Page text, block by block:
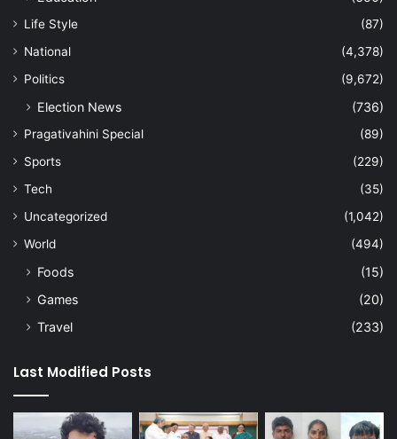
Life Style
(87)
National
(4,378)
Politics
(9,672)
Election News (736)
Pragativahini Special
(89)
Sports
(229)
Tech
(35)
Uncategorized
(1,042)
World
(494)
Foods
(15)
Games
(20)
Travel
(233)
Last Modified Posts